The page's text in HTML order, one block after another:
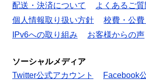
配送・決済について
よくあるご質
個人情報取り扱い方針
校費・公
IPv6への取り組み
お客様からの声
ソーシャルメディア
Twitter公式アカウント
Facebook